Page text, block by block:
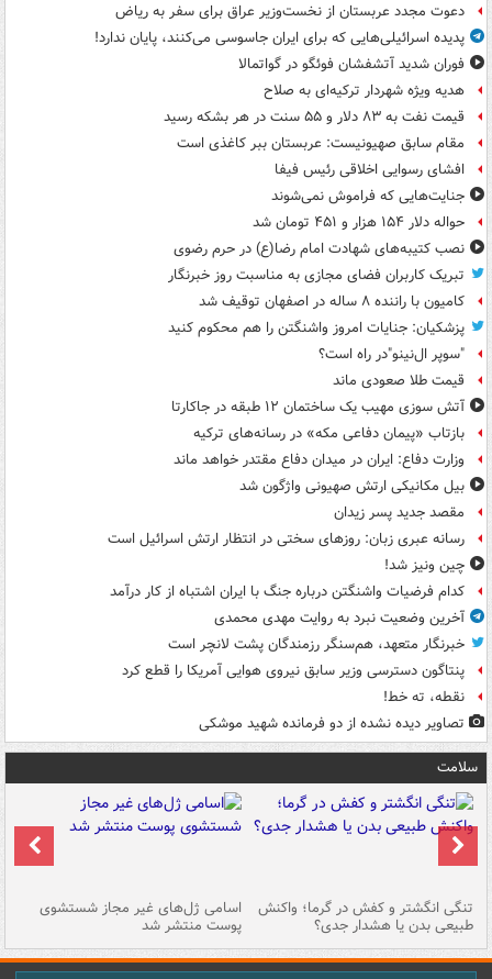
دعوت مجدد عربستان از نخست‌وزیر عراق برای سفر به ریاض
پدیده اسرائیلی‌هایی که برای ایران جاسوسی می‌کنند، پایان ندارد!
فوران شدید آتشفشان فوئگو در گواتمالا
هدیه ویژه شهردار ترکیه‌ای به صلاح
قیمت نفت به ۸۳ دلار و ۵۵ سنت در هر بشکه رسید
مقام سابق صهیونیست: عربستان ببر کاغذی است
افشای رسوایی اخلاقی رئیس فیفا
جنایت‌هایی که فراموش نمی‌شوند
حواله دلار ۱۵۴ هزار و ۴۵۱ تومان شد
نصب کتیبه‌های شهادت امام رضا(ع) در حرم رضوی
تبریک کاربران فضای مجازی به مناسبت روز خبرنگار
کامیون با راننده ۸ ساله در اصفهان توقیف شد
پزشکیان: جنایات امروز واشنگتن را هم محکوم کنید
"سوپر ال‌نینو"در راه است؟
قیمت طلا صعودی ماند
آتش سوزی مهیب یک ساختمان ۱۲ طبقه در جاکارتا
بازتاب «پیمان دفاعی مکه» در رسانه‌های ترکیه
وزارت دفاع: ایران در میدان دفاع مقتدر خواهد ماند
بیل مکانیکی ارتش صهیونی واژگون شد
مقصد جدید پسر زیدان
رسانه عبری زبان: روزهای سختی در انتظار ارتش اسرائیل است
چین ونیز شد!
کدام فرضیات واشنگتن درباره جنگ با ایران اشتباه از کار درآمد
آخرین وضعیت نبرد به روایت مهدی محمدی
خبرنگار متعهد، هم‌سنگر رزمندگان پشت لانچر است
پنتاگون دسترسی وزیر سابق نیروی هوایی آمریکا را قطع کرد
نقطه، ته خط!
تصاویر دیده‌ نشده از دو فرمانده شهید موشکی
سلامت
تنگی انگشتر و کفش در گرما؛ واکنش
طبیعی بدن یا هشدار جدی؟
اسامی ژل‌های غیر مجاز شستشوی
پوست منتشر شد